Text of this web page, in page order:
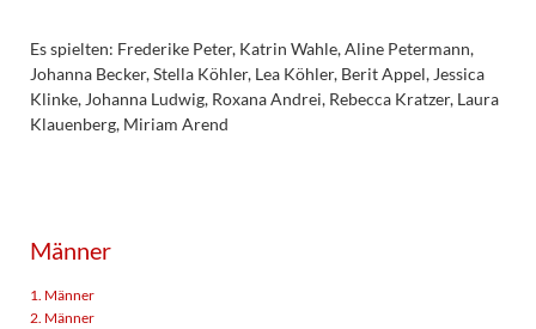
Es spielten: Frederike Peter, Katrin Wahle, Aline Petermann,
Johanna Becker, Stella Köhler, Lea Köhler, Berit Appel, Jessica
Klinke, Johanna Ludwig, Roxana Andrei, Rebecca Kratzer, Laura
Klauenberg, Miriam Arend
Männer
1. Männer
2. Männer